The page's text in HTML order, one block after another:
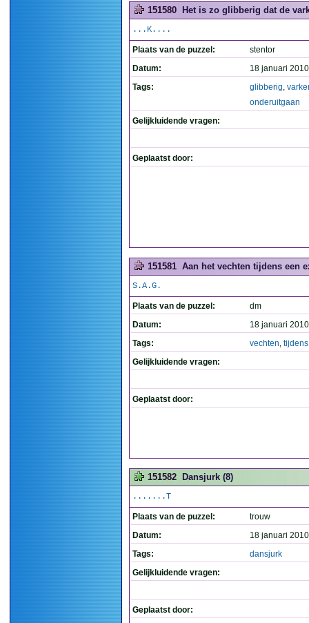
151580 Het is zo glibberig dat de
...K....
Plaats van de puzzel:
stentor
Datum:
18 januari
Tags:
glibberig,
onderuitgaan
Gelijkluidende vragen:
Geplaatst door:
151581 Aan het vechten tijdens een
S.A.G.
Plaats van de puzzel:
dm
Datum:
18 januari
Tags:
vechten, tijdens
Gelijkluidende vragen:
Geplaatst door:
151582 Dansjurk (8)
.......T
Plaats van de puzzel:
trouw
Datum:
18 januari
Tags:
dansjurk
Gelijkluidende vragen:
Geplaatst door: